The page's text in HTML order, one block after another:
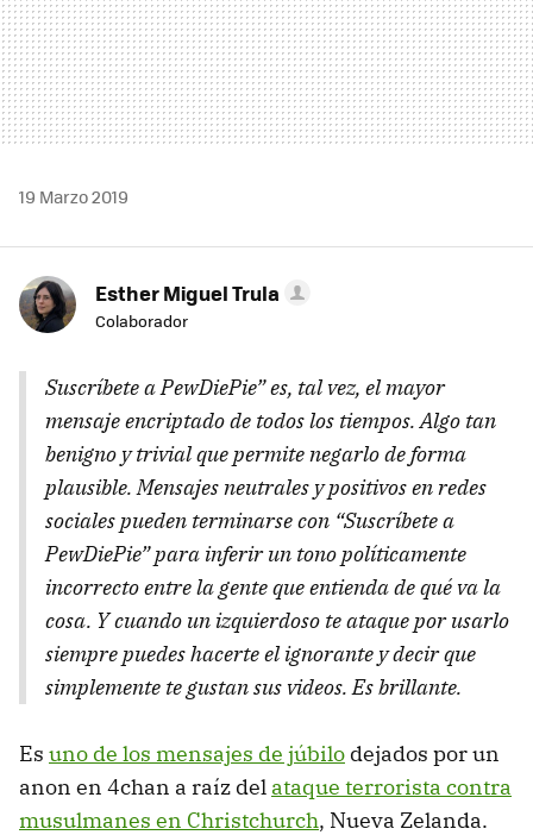
19 Marzo 2019
Esther Miguel Trula
Colaborador
Suscríbete a PewDiePie” es, tal vez, el mayor
mensaje encriptado de todos los tiempos. Algo tan
benigno y trivial que permite negarlo de forma
plausible. Mensajes neutrales y positivos en redes
sociales pueden terminarse con “Suscríbete a
PewDiePie” para inferir un tono políticamente
incorrecto entre la gente que entienda de qué va la
cosa. Y cuando un izquierdoso te ataque por usarlo
siempre puedes hacerte el ignorante y decir que
simplemente te gustan sus videos. Es brillante.
Es uno de los mensajes de júbilo dejados por un
anon en 4chan a raíz del ataque terrorista contra
musulmanes en Christchurch, Nueva Zelanda.